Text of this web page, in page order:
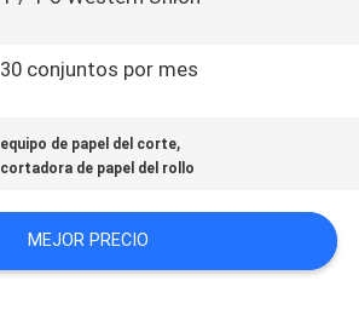
30 conjuntos por mes
equipo de papel del corte,
cortadora de papel del rollo
MEJOR PRECIO